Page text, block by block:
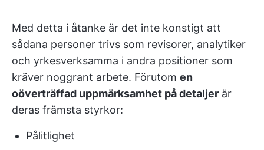
Med detta i åtanke är det inte konstigt att
sådana personer trivs som revisorer, analytiker
och yrkesverksamma i andra positioner som
kräver noggrant arbete. Förutom en
oöverträffad uppmärksamhet på detaljer är
deras främsta styrkor:
Pålitlighet